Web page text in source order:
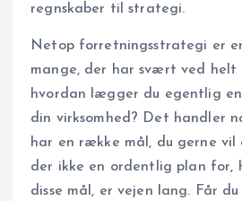
regnskaber til strategi.
Netop forretningsstrategi er
mange, der har svært ved helt
hvordan lægger du egentlig
din virksomhed? Det handler
har en række mål, du gerne vil
der ikke en ordentlig plan for,
disse mål, er vejen lang. Får